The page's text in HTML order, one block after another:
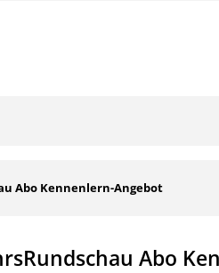
Abo Kennenlern-Angebot
Abo